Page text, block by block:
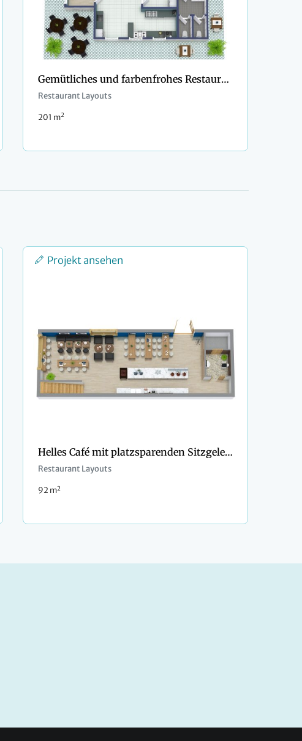
Gemütliches und farbenfrohes Restaurant mit Außenbereich
Restaurant Layouts
201 m2
Projekt ansehen
Helles Café mit platzsparenden Sitzgelegenheiten
Restaurant Layouts
92 m2